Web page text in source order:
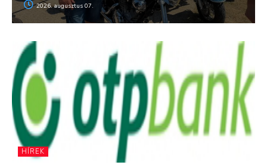
2026. augusztus 07.
HÍREK